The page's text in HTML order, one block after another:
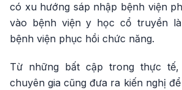
có xu hướng sáp nhập bệnh viện
vào bệnh viện y học cổ truyền
bệnh viện phục hồi chức năng.
Từ những bất cập trong thực
chuyên gia cũng đưa ra kiến nghị